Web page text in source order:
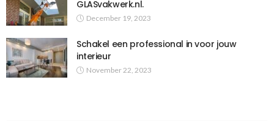
GLASvakwerk.nl.
December 19, 2023
Schakel een professional in voor jouw
interieur
November 22, 2023